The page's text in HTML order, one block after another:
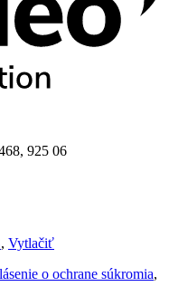
925 06
, Vytlačiť
o ochrane súkromia,